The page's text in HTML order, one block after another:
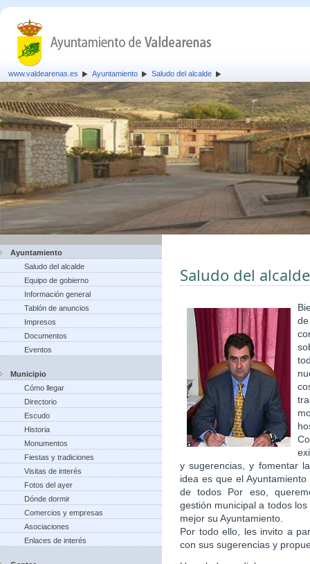
www.valdearenas.es Ayuntamiento Saludo del alcalde
Ayuntamiento
Saludo del alcalde
Equipo de gobierno
Información general
Tablón de anuncios
Impresos
Documentos
Eventos
Municipio
Cómo llegar
Directorio
Escudo
Historia
Monumentos
Fiestas y tradiciones
Visitas de interés
Fotos del ayer
Dónde dormir
Comercios y empresas
Asociaciones
Enlaces de interés
Saludo del alcalde
y sugerencias, y fomentar
idea es que el
de todos Por eso,
gestión municipal a todos
mejor su Ayuntamiento.
Por todo ello, les invito a
con sus sugerencias y